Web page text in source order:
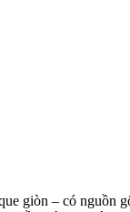
giòn – có nguồn